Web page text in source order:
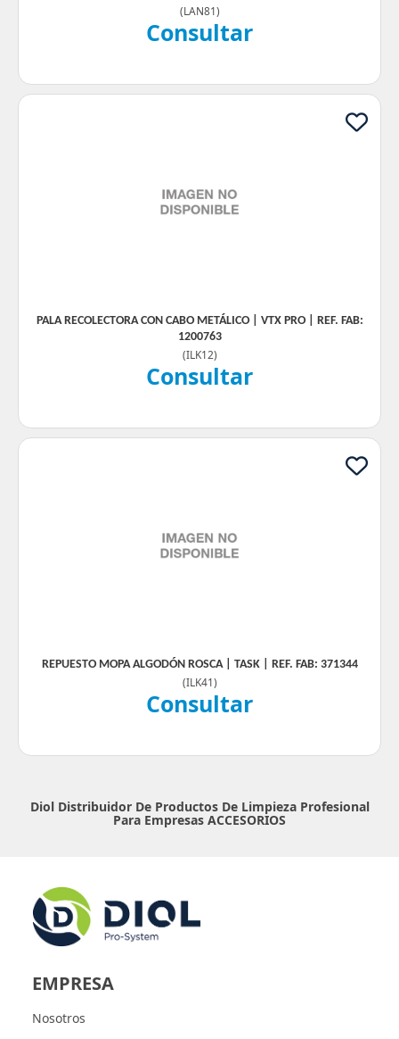
(LAN81)
Consultar
PALA RECOLECTORA CON CABO METÁLICO | VTX PRO | REF. FAB:
1200763
(ILK12)
Consultar
REPUESTO MOPA ALGODÓN ROSCA | TASK | REF. FAB: 371344
(ILK41)
Consultar
Diol Distribuidor De Productos De Limpieza Profesional
Para Empresas ACCESORIOS
EMPRESA
Nosotros